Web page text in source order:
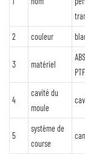
2
couleur
3 matériel
4
cavité du
moule
5
système de
course